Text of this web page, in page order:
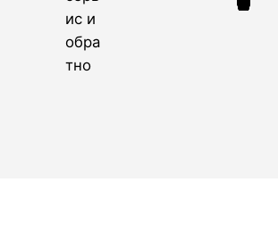
ис и
обра
тно